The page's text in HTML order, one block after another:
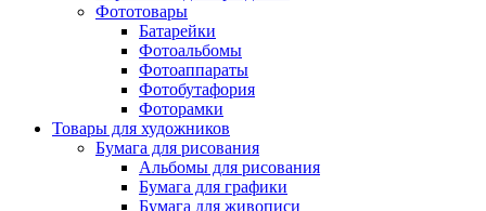
Фототовары
Батарейки
Фотоальбомы
Фотоаппараты
Фотобутафория
Фоторамки
Товары для художников
Бумага для рисования
Альбомы для рисования
Бумага для графики
Бумага для живописи